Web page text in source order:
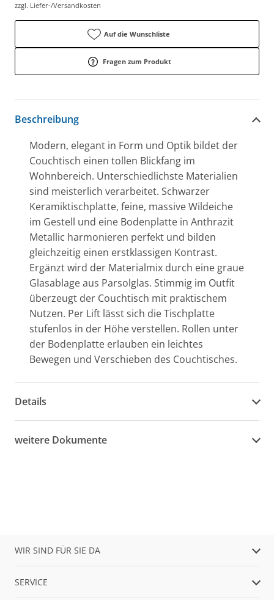
zzgl. Liefer-/Versandkosten
Auf die Wunschliste
Fragen zum Produkt
Beschreibung
Modern, elegant in Form und Optik bildet der
Couchtisch einen tollen Blickfang im
Wohnbereich. Unterschiedlichste Materialien
sind meisterlich verarbeitet. Schwarzer
Keramiktischplatte, feine, massive Wildeiche
im Gestell und eine Bodenplatte in Anthrazit
Metallic harmonieren perfekt und bilden
gleichzeitig einen erstklassigen Kontrast.
Ergänzt wird der Materialmix durch eine graue
Glasablage aus Parsolglas. Stimmig im Outfit
überzeugt der Couchtisch mit praktischem
Nutzen. Per Lift lässt sich die Tischplatte
stufenlos in der Höhe verstellen. Rollen unter
der Bodenplatte erlauben ein leichtes
Bewegen und Verschieben des Couchtisches.
Details
weitere Dokumente
WIR SIND FÜR SIE DA
SERVICE